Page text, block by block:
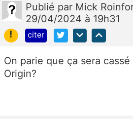
Publié par Mick
29/04/2024 à 19h31
!
citer
On parie que ça sera
Origin?